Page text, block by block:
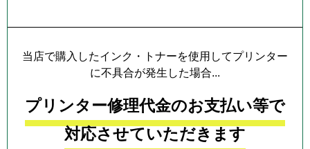
当店で購入したインク・トナーを使用してプリンター
に不具合が発生した場合...
プリンター修理代金のお支払い等で
対応させていただきます